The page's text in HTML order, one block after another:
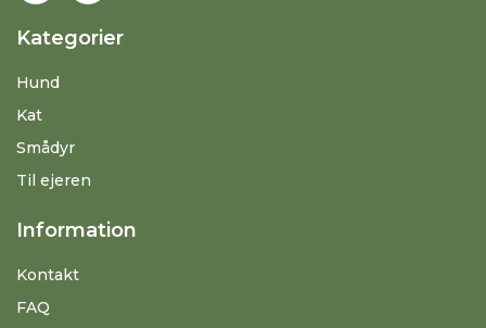
Kategorier
Hund
Kat
Smådyr
Til ejeren
Information
Kontakt
FAQ